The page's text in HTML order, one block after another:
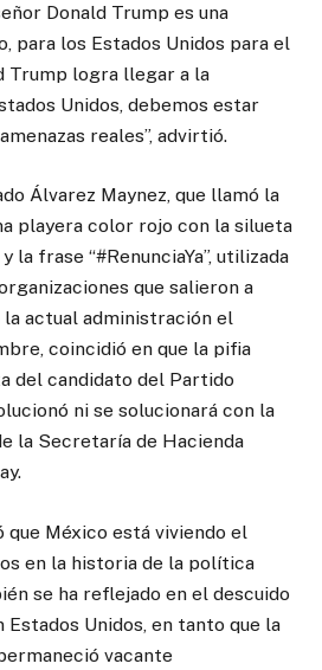
Donald Trump es una
para los Estados Unidos para el
Trump logra llegar a la
Unidos, debemos estar
reales”, advirtió.
Álvarez Maynez, que llamó la
playera color rojo con la silueta
la frase “#RenunciaYa”, utilizada
que salieron a
actual administración el
coincidió en que la pifia
del candidato del Partido
ni se solucionará con la
la Secretaría de Hacienda
México está viviendo el
en la historia de la política
se ha reflejado en el descuido
Unidos, en tanto que la
vacante